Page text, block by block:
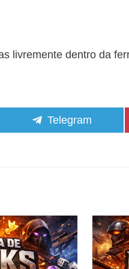
livremente dentro da
Share
on
Telegram